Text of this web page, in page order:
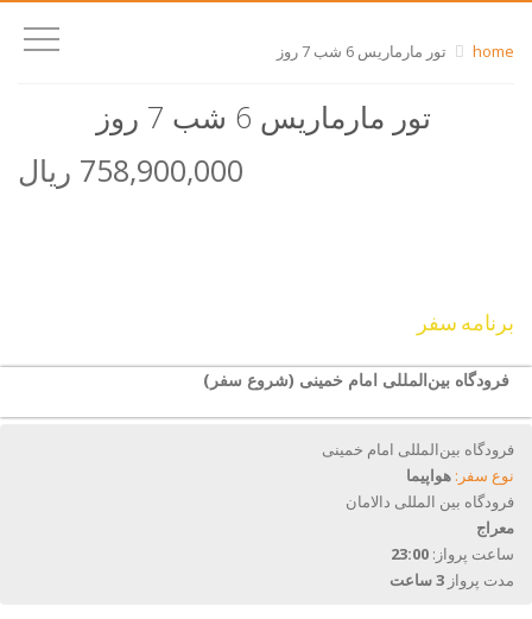
home تور مارماریس 6 شب 7 روز
تور مارماریس 6 شب 7 روز
758,900,000 ریال
برنامه سفر
فرودگاه بین‌المللی امام خمینی (شروع سفر)
فرودگاه بین‌المللی امام خمینی
نوع سفر: هواپیما
فرودگاه بین المللی دالامان
معراج
ساعت پرواز: 23:00
مدت پرواز 3 ساعت